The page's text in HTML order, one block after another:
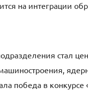
на интеграции
стал
победа в